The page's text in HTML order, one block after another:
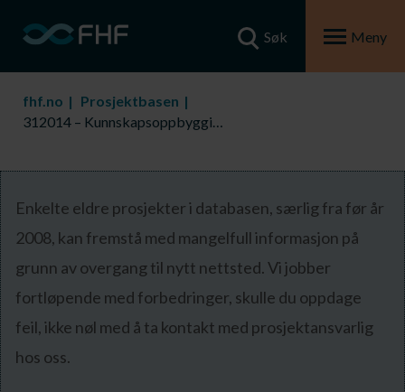
Søk Meny
fhf.no
Prosjektbasen
312014 – Kunnskapsoppbygging ressurs LUR 2007
Enkelte eldre prosjekter i databasen, særlig fra før år
2008, kan fremstå med mangelfull informasjon på
grunn av overgang til nytt nettsted. Vi jobber
fortløpende med forbedringer, skulle du oppdage
feil, ikke nøl med å ta kontakt med prosjektansvarlig
hos oss.